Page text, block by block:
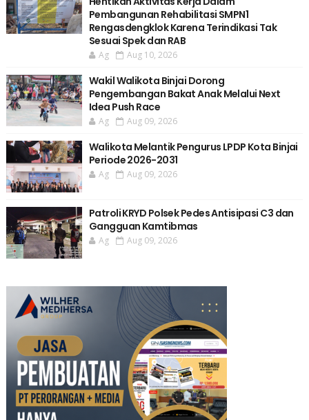
Pembangunan Rehabilitasi SMPN1
Rengasdengklok Karena Terindikasi Tak
Sesuai Spek dan RAB
Ag Aug 10, 2026
Wakil Walikota Binjai Dorong
Pengembangan Bakat Anak Melalui Next
Idea Push Race
Ag Aug 09, 2026
Walikota Melantik Pengurus LPDP Kota Binjai
Periode 2026-2031
Ag Aug 09, 2026
Patroli KRYD Polsek Pedes Antisipasi C3 dan
Gangguan Kamtibmas
Ag Aug 09, 2026